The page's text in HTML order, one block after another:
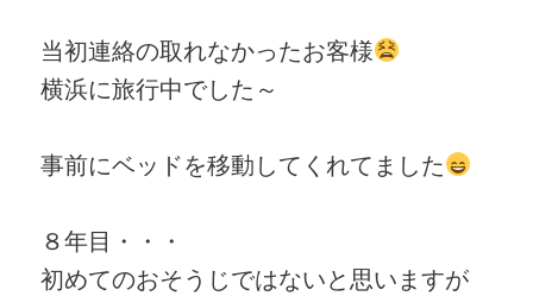
当初連絡の取れなかったお客様
横浜に旅行中でした～
事前にベッドを移動してくれてました
８年目・・・
初めてのおそうじではないと思いますが